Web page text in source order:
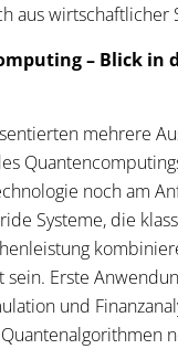
aus wirtschaftlicher
– Blick in
mehrere
noch am
Systeme, die
sein. Erste
und